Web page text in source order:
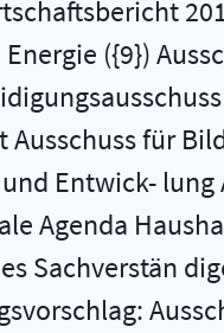
({9})
für
Entwick- lung
Agenda
Sachverstän­